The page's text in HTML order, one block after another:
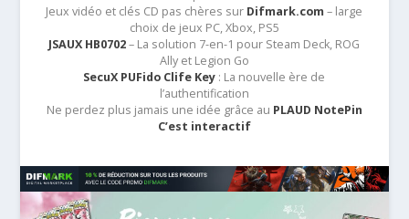
Jeux vidéo et clés CD pas chères sur Difmark.com – large
choix de jeux PC, Xbox, PS5
JSAUX HB0702– La solution 7-en-1 pour Steam Deck, ROG
Ally et Legion Go
SecuX PUFido Clife Key : La nouvelle ère de
l’authentification
Ne perdez plus jamais une idée grâce au PLAUD NotePin
C’est interactif